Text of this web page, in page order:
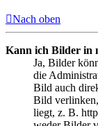
Nach oben
Kann ich Bilder in
Ja, Bilder
die
Bild auch
Bild
liegt, z. B.